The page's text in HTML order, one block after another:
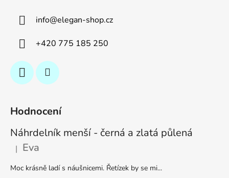
info@elegan-shop.cz
+420 775 185 250
Hodnocení
Náhrdelník menší - černá a zlatá půlená
Hodnocení produktu je 5 z 5 hvězdiček.
| Eva
Moc krásně ladí s náušnicemi. Řetízek by se mi...